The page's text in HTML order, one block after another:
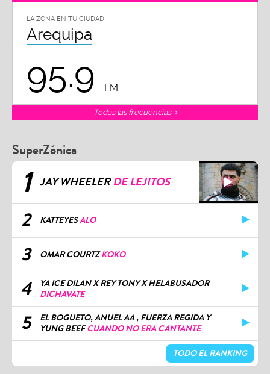
LA ZONA EN TU CIUDAD
Arequipa
95.9 FM
Todas las frecuencias
SuperZónica
1 JAY WHEELERDE LEJITOS
2 KATTEYESALO
3 OMAR COURTZKOKO
4
YA ICE DILAN X REY TONY X HELABUSADOR
DICHAVATE
5
EL BOGUETO, ANUEL AA , FUERZA REGIDA Y
YUNG BEEFCUANDO NO ERA CANTANTE
TODO EL RANKING